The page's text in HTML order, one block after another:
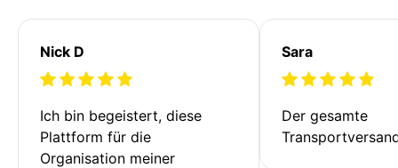
Nick D
Ich bin begeistert, diese
Plattform für die
Organisation meiner
Sara
Der gesamte